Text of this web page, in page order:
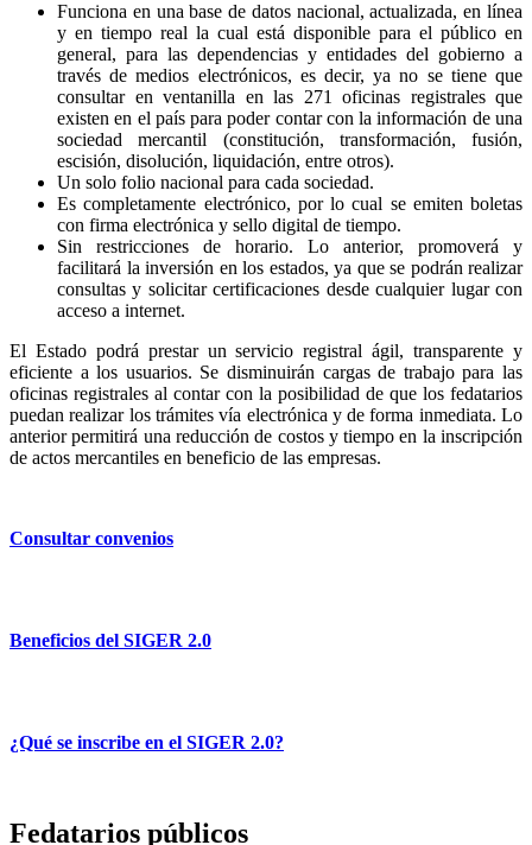
Funciona en una base de datos nacional, actualizada, en línea
y en tiempo real la cual está disponible para el público en
general, para las dependencias y entidades del gobierno a
través de medios electrónicos, es decir, ya no se tiene que
consultar en ventanilla en las 271 oficinas registrales que
existen en el país para poder contar con la información de una
sociedad mercantil (constitución, transformación, fusión,
escisión, disolución, liquidación, entre otros).
Un solo folio nacional para cada sociedad.
Es completamente electrónico, por lo cual se emiten boletas
con firma electrónica y sello digital de tiempo.
Sin restricciones de horario. Lo anterior, promoverá y
facilitará la inversión en los estados, ya que se podrán realizar
consultas y solicitar certificaciones desde cualquier lugar con
acceso a internet.
El Estado podrá prestar un servicio registral ágil, transparente y
eficiente a los usuarios. Se disminuirán cargas de trabajo para las
oficinas registrales al contar con la posibilidad de que los fedatarios
puedan realizar los trámites vía electrónica y de forma inmediata. Lo
anterior permitirá una reducción de costos y tiempo en la inscripción
de actos mercantiles en beneficio de las empresas.
Consultar convenios
Beneficios del SIGER 2.0
¿Qué se inscribe en el SIGER 2.0?
Fedatarios públicos